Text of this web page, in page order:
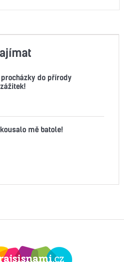
do přírody
mě batole!